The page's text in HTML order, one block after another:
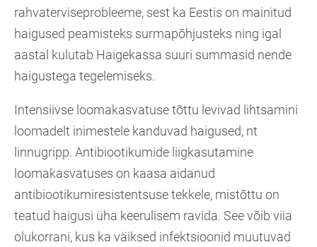
rahvaterviseprobleeme, sest ka Eestis on mainitud
haigused peamisteks surmapõhjusteks ning igal
aastal kulutab Haigekassa suuri summasid nende
haigustega tegelemiseks.
Intensiivse loomakasvatuse tõttu levivad lihtsamini
loomadelt inimestele kanduvad haigused, nt
linnugripp. Antibiootikumide liigkasutamine
loomakasvatuses on kaasa aidanud
antibiootikumiresistentsuse tekkele, mistõttu on
teatud haigusi üha keerulisem ravida. See võib viia
olukorrani, kus ka väiksed infektsioonid muutuvad